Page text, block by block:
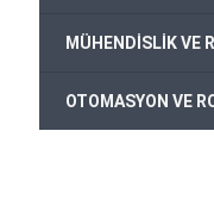
MÜHENDİSLİK VE
OTOMASYON VE